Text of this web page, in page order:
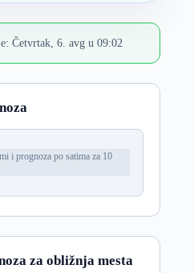
Četvrtak, 6. avg u 09:02
i prognoza po satima za 10
za obližnja mesta